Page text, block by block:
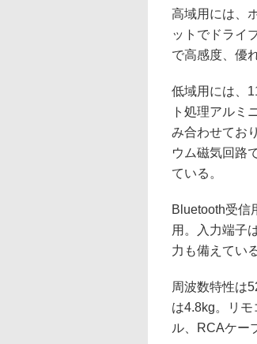
高域用には、
ットでドライ
で高感度、優
低域用には、
ト処理アルミ
み合わせてお
ウム磁気回路
ている。
Bluetooth受信
用。入力端子
力も備えている
周波数特性は
は4.8kg。リ
ル、RCAケー